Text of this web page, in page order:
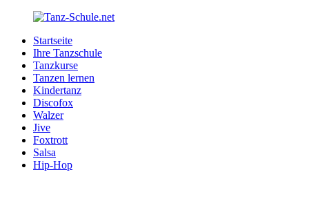
Zurück
Inhalt
Tanz-
Schule.net
Ihre
Tanzschule
Internet
Startseite
Ihre Tanzschule
Tanzkurse
Tanzen lernen
Kindertanz
Discofox
Walzer
Jive
Foxtrott
Salsa
Hip-Hop